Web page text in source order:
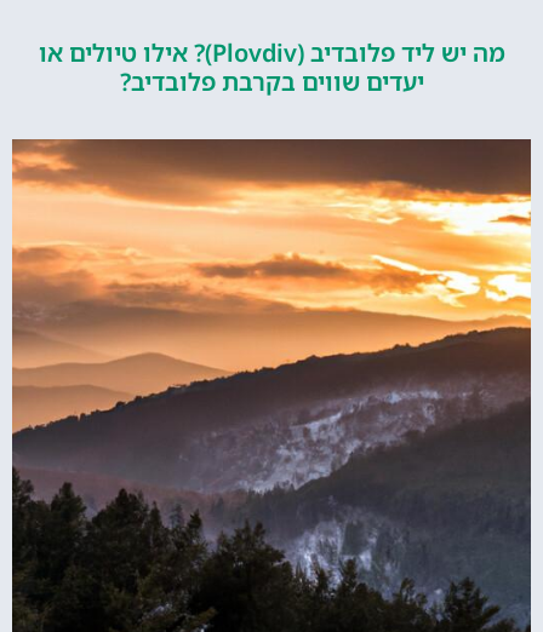
מה יש ליד פלובדיב (Plovdiv)? אילו טיולים או
יעדים שווים בקרבת פלובדיב?